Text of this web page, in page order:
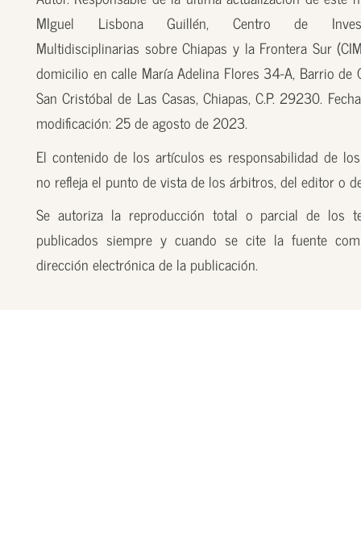
MIguel Lisbona Guillén, Centro de
Multidisciplinarias sobre Chiapas y la Frontera Sur
domicilio en calle María Adelina Flores 34-A, Barrio de
San Cristóbal de Las Casas, Chiapas, C.P. 29230.
modificación: 25 de agosto de 2023.
El contenido de los artículos es responsabilidad de
no refleja el punto de vista de los árbitros, del editor o
Se autoriza la reproducción total o parcial de los
publicados siempre y cuando se cite la fuente
dirección electrónica de la publicación.